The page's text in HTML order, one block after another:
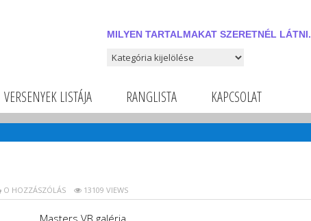
MILYEN TARTALMAKAT SZERETNÉL LÁTNI.
Milyen tartalmakat szeretnél látni.
VERSENYEK LISTÁJA RANGLISTA KAPCSOLAT
O HOZZÁSZÓLÁS 13109 VIEWS
Masters VB galéria